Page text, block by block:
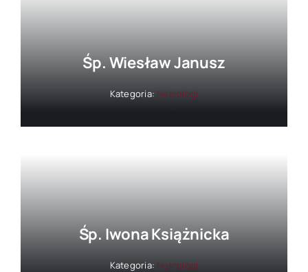
Śp. Wiesław Janusz
Kategoria: Nekrologi
Śp. Iwona Książnicka
Kategoria: Nekrologi